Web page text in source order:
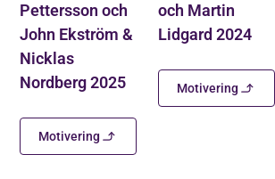
Pettersson och
John Ekström &
Nicklas
Nordberg 2025
Motivering
och Martin
Lidgard 2024
Motivering